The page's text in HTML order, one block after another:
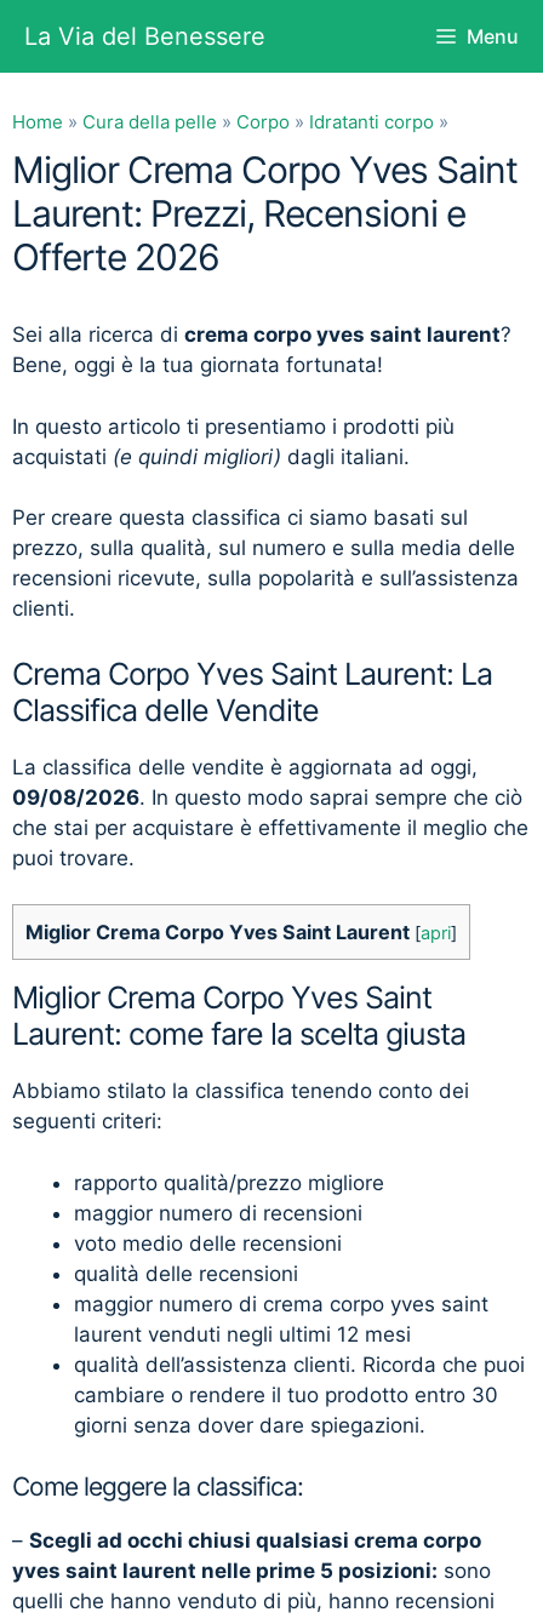
contenuto
La Via del Benessere Menu
Home » Cura della pelle » Corpo » Idratanti corpo »
Miglior Crema Corpo Yves Saint
Laurent: Prezzi, Recensioni e
Offerte 2026
Sei alla ricerca di crema corpo yves saint laurent?
Bene, oggi è la tua giornata fortunata!
In questo articolo ti presentiamo i prodotti più
acquistati (e quindi migliori) dagli italiani.
Per creare questa classifica ci siamo basati sul
prezzo, sulla qualità, sul numero e sulla media delle
recensioni ricevute, sulla popolarità e sull’assistenza
clienti.
Crema Corpo Yves Saint Laurent: La
Classifica delle Vendite
La classifica delle vendite è aggiornata ad oggi,
09/08/2026. In questo modo saprai sempre che ciò
che stai per acquistare è effettivamente il meglio che
puoi trovare.
Miglior Crema Corpo Yves Saint Laurent [apri]
Miglior Crema Corpo Yves Saint
Laurent: come fare la scelta giusta
Abbiamo stilato la classifica tenendo conto dei
seguenti criteri:
rapporto qualità/prezzo migliore
maggior numero di recensioni
voto medio delle recensioni
qualità delle recensioni
maggior numero di crema corpo yves saint
laurent venduti negli ultimi 12 mesi
qualità dell’assistenza clienti. Ricorda che puoi
cambiare o rendere il tuo prodotto entro 30
giorni senza dover dare spiegazioni.
Come leggere la classifica:
– Scegli ad occhi chiusi qualsiasi crema corpo
yves saint laurent nelle prime 5 posizioni: sono
quelli che hanno venduto di più, hanno recensioni